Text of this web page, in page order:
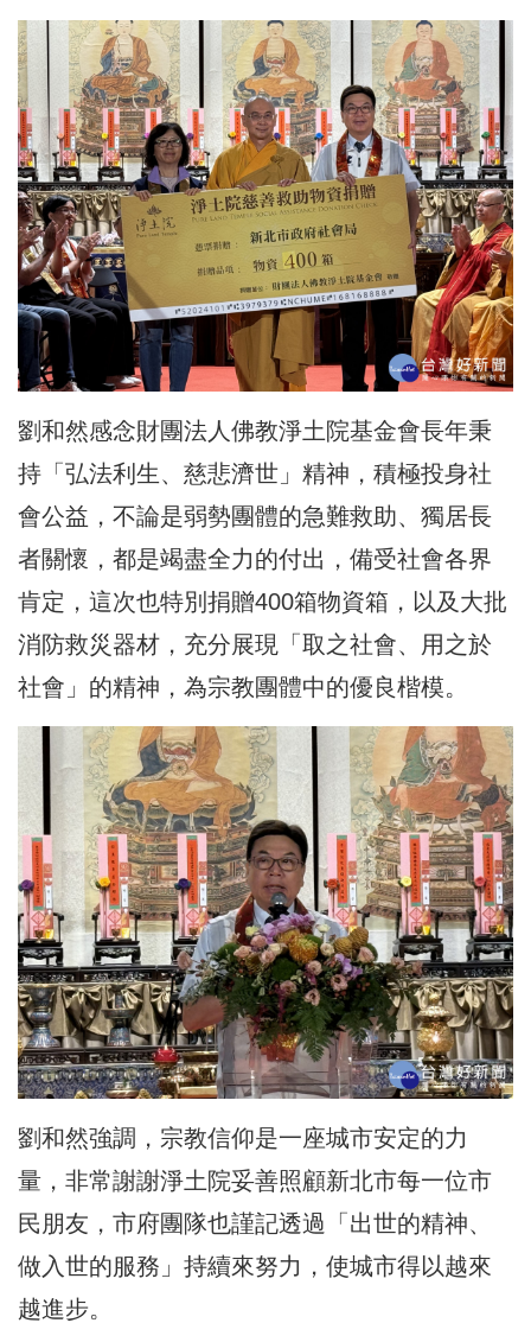
劉和然感念財團法人佛教淨土院基金會長年秉
持「弘法利生、慈悲濟世」精神，積極投身社
會公益，不論是弱勢團體的急難救助、獨居長
者關懷，都是竭盡全力的付出，備受社會各界
肯定，這次也特別捐贈400箱物資箱，以及大批
消防救災器材，充分展現「取之社會、用之於
社會」的精神，為宗教團體中的優良楷模。
劉和然強調，宗教信仰是一座城市安定的力
量，非常謝謝淨土院妥善照顧新北市每一位市
民朋友，市府團隊也謹記透過「出世的精神、
做入世的服務」持續來努力，使城市得以越來
越進步。